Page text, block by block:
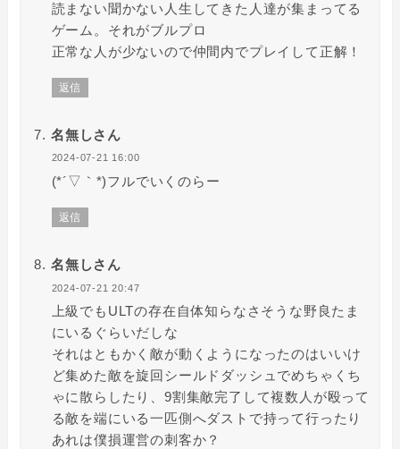
読まない聞かない人生してきた人達が集まってる
ゲーム。それがブルプロ
正常な人が少ないので仲間内でプレイして正解！
返信
名無しさん
2024-07-21 16:00
(*´▽｀*)フルでいくのらー
返信
名無しさん
2024-07-21 20:47
上級でもULTの存在自体知らなさそうな野良たま
にいるぐらいだしな
それはともかく敵が動くようになったのはいいけ
ど集めた敵を旋回シールドダッシュでめちゃくち
ゃに散らしたり、9割集敵完了して複数人が殴って
る敵を端にいる一匹側へダストで持って行ったり
あれは僕損運営の刺客か？